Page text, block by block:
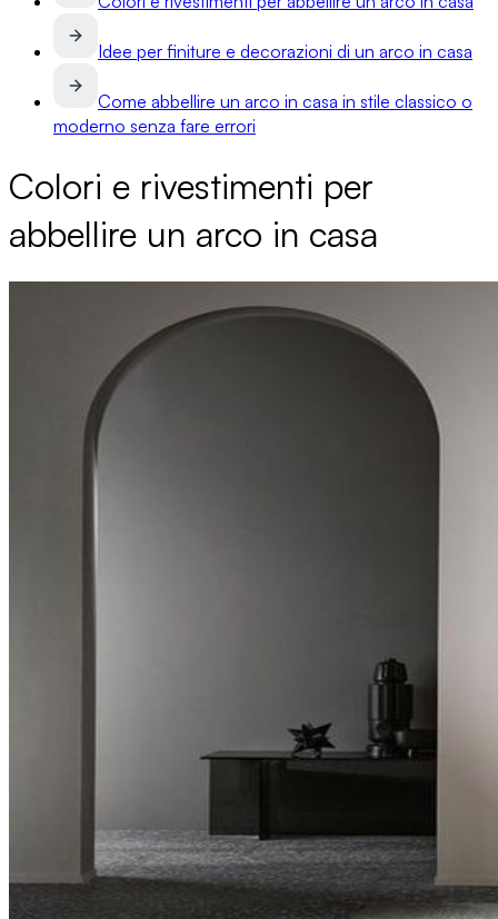
Idee per finiture e decorazioni di un arco in casa
Come abbellire un arco in casa in stile classico o
moderno senza fare errori
Colori e rivestimenti per
abbellire un arco in casa